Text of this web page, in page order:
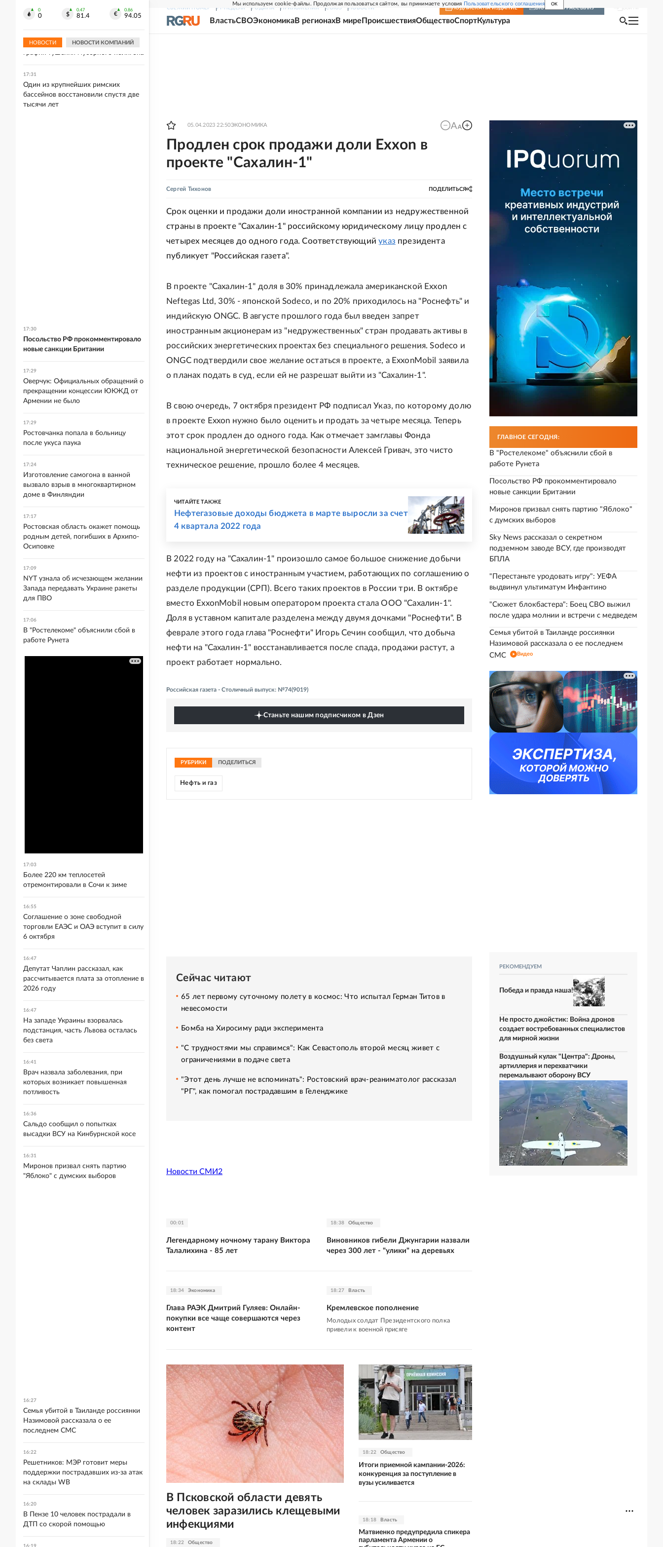
Мы используем cookie-файлы. Продолжая пользоваться сайтом, вы принимаете условия Пользовательского соглашения OK
СВЕЖИЙ НОМЕР РГ-НЕДЕЛЯ РОДИНА ПРИЛОЖЕНИЯ СОЮЗ НОВОСТИ ПОДПИСКА НА ИЗДАНИЕ ВКЛЮЧИТЬ РАССЫЛКУ
ВластьСВОЭкономикаВ регионахВ мире ПроисшествияОбществоСпортКультура
05.04.2023 22:50ЭКОНОМИКА
Продлен срок продажи доли Exxon в
проекте "Сахалин-1"
Сергей Тихонов ПОДЕЛИТЬСЯ
Срок оценки и продажи доли иностранной компании из недружественной
страны в проекте "Сахалин-1" российскому юридическому лицу продлен с
четырех месяцев до одного года. Соответствующийуказ президента
публикует "Российская газета".
В проекте "Сахалин-1" доля в 30% принадлежала американской Exxon
Neftegas Ltd, 30% - японской Sodeco, и по 20% приходилось на "Роснефть" и
индийскую ONGC. В августе прошлого года был введен запрет
иностранным акционерам из "недружественных" стран продавать активы в
российских энергетических проектах без специального решения. Sodeco и
ONGC подтвердили свое желание остаться в проекте, а ExxonMobil заявила
о планах подать в суд, если ей не разрешат выйти из "Сахалин-1".
В свою очередь, 7 октября президент РФ подписал Указ, по которому долю
в проекте Exxon нужно было оценить и продать за четыре месяца. Теперь
этот срок продлен до одного года. Как отмечает замглавы Фонда
национальной энергетической безопасности Алексей Гривач, это чисто
техническое решение, прошло более 4 месяцев.
ЧИТАЙТЕ ТАКЖЕ
Нефтегазовые доходы бюджета в марте выросли за счет
4 квартала 2022 года
В 2022 году на "Сахалин-1" произошло самое большое снижение добычи
нефти из проектов с иностранным участием, работающих по соглашению о
разделе продукции (СРП). Всего таких проектов в России три. В октябре
вместо ExxonMobil новым оператором проекта стала ООО "Сахалин-1".
Доля в уставном капитале разделена между двумя дочками "Роснефти". В
феврале этого года глава "Роснефти" Игорь Сечин сообщил, что добыча
нефти на "Сахалин-1" восстанавливается после спада, продажи растут, а
проект работает нормально.
Российская газета - Столичный выпуск: №74(9019)
Станьте нашим подписчиком в Дзен
РУБРИКИ ПОДЕЛИТЬСЯ
Нефть и газ
Сейчас читают
65 лет первому суточному полету в космос: Что испытал Герман Титов в
невесомости
Бомба на Хиросиму ради эксперимента
"С трудностями мы справимся": Как Севастополь второй месяц живет с
ограничениями в подаче света
"Этот день лучше не вспоминать": Ростовский врач-реаниматолог рассказал
"РГ", как помогал пострадавшим в Геленджике
Новости СМИ2
00:01
Легендарному ночному тарану Виктора
Талалихина - 85 лет
18:38 Общество
Виновников гибели Джунгарии назвали
через 300 лет - "улики" на деревьях
18:34 Экономика
Глава РАЭК Дмитрий Гуляев: Онлайн-
покупки все чаще совершаются через
контент
18:27 Власть
Кремлевское пополнение
Молодых солдат Президентского полка
привели к военной присяге
18:22 Общество
В Псковской области девять
человек заразились клещевыми
инфекциями
18:22 Общество
Итоги приемной кампании-2026:
конкуренция за поступление в
вузы усиливается
18:18 Власть
Матвиенко предупредила спикера
парламента Армении о
ГЛАВНОЕ СЕГОДНЯ:
В "Ростелекоме" объяснили сбой в
работе Рунета
Посольство РФ прокомментировало
новые санкции Британии
Миронов призвал снять партию "Яблоко"
с думских выборов
Sky News рассказал о секретном
подземном заводе ВСУ, где производят
БПЛА
"Перестаньте уродовать игру": УЕФА
выдвинул ультиматум Инфантино
"Сюжет блокбастера": Боец СВО выжил
после удара молнии и встречи с медведем
Семья убитой в Таиланде россиянки
Назимовой рассказала о ее последнем
СМС
Видео
РЕКОМЕНДУЕМ
Победа и правда наша!
Не просто джойстик: Война дронов
создает востребованных специалистов
для мирной жизни
Воздушный кулак "Центра": Дроны,
артиллерия и перехватчики
перемалывают оборону ВСУ
0
0
0.47
81.4
0.86
94.05
НОВОСТИ НОВОСТИ КОМПАНИЙ
боеприпасы
В Саратовской области составили
график тушения мусорного полигона
17:31
Один из крупнейших римских
бассейнов восстановили спустя две
тысячи лет
17:30
Посольство РФ прокомментировало
новые санкции Британии
17:29
Оверчук: Официальных обращений о
прекращении концессии ЮКЖД от
Армении не было
17:29
Ростовчанка попала в больницу
после укуса паука
17:24
Изготовление самогона в ванной
вызвало взрыв в многоквартирном
доме в Финляндии
17:17
Ростовская область окажет помощь
родным детей, погибших в Архипо-
Осиповке
17:09
NYT узнала об исчезающем желании
Запада передавать Украине ракеты
для ПВО
17:06
В "Ростелекоме" объяснили сбой в
работе Рунета
17:03
Более 220 км теплосетей
отремонтировали в Сочи к зиме
16:55
Соглашение о зоне свободной
торговли ЕАЭС и ОАЭ вступит в силу
6 октября
16:47
Депутат Чаплин рассказал, как
рассчитывается плата за отопление в
2026 году
16:47
На западе Украины взорвалась
подстанция, часть Львова осталась
без света
16:41
Врач назвала заболевания, при
которых возникает повышенная
потливость
16:36
Сальдо сообщил о попытках
высадки ВСУ на Кинбурнской косе
16:31
Миронов призвал снять партию
"Яблоко" с думских выборов
16:27
Семья убитой в Таиланде россиянки
Назимовой рассказала о ее
последнем СМС
16:22
Решетников: МЭР готовит меры
поддержки пострадавших из-за атак
на склады WB
16:20
В Пензе 10 человек пострадали в
ДТП со скорой помощью
16:19